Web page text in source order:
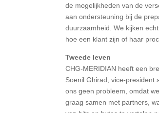
de mogelijkheden van de
aan ondersteuning bij de
duurzaamheid. We kijken
hoe een klant zijn of haar
Tweede leven
CHG-MERIDIAN heeft een
Soenil Ghirad, vice-president
ons geen probleem, omdat
graag samen met partners,